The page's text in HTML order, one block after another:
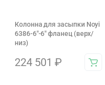
Колонна для засыпки Noyi
6386-6″-6″ фланец (верх/
низ)
224 501 ₽